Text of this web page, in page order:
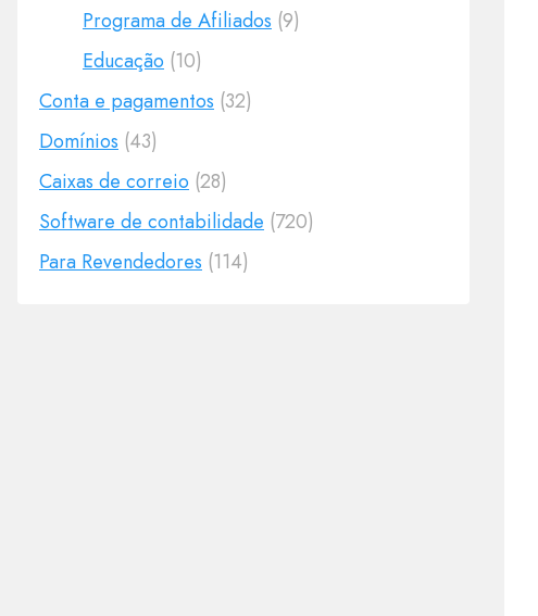
Programa de Afiliados (9)
Educação (10)
Conta e pagamentos (32)
Domínios (43)
Caixas de correio (28)
Software de contabilidade (720)
Para Revendedores (114)